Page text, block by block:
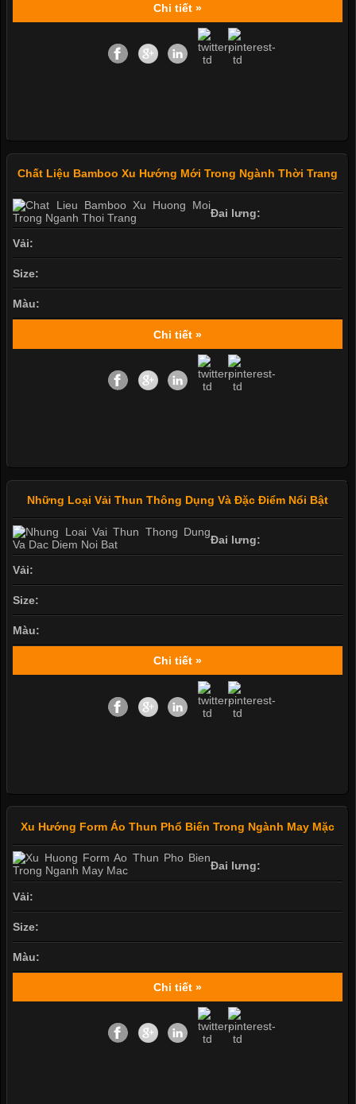
Chi tiết »
Chất Liệu Bamboo Xu Hướng Mới Trong Ngành Thời Trang
Đai lưng:
Vải:
Size:
Màu:
Chi tiết »
Những Loại Vải Thun Thông Dụng Và Đặc Điểm Nổi Bật
Đai lưng:
Vải:
Size:
Màu:
Chi tiết »
Xu Hướng Form Áo Thun Phổ Biến Trong Ngành May Mặc
Đai lưng:
Vải:
Size:
Màu:
Chi tiết »